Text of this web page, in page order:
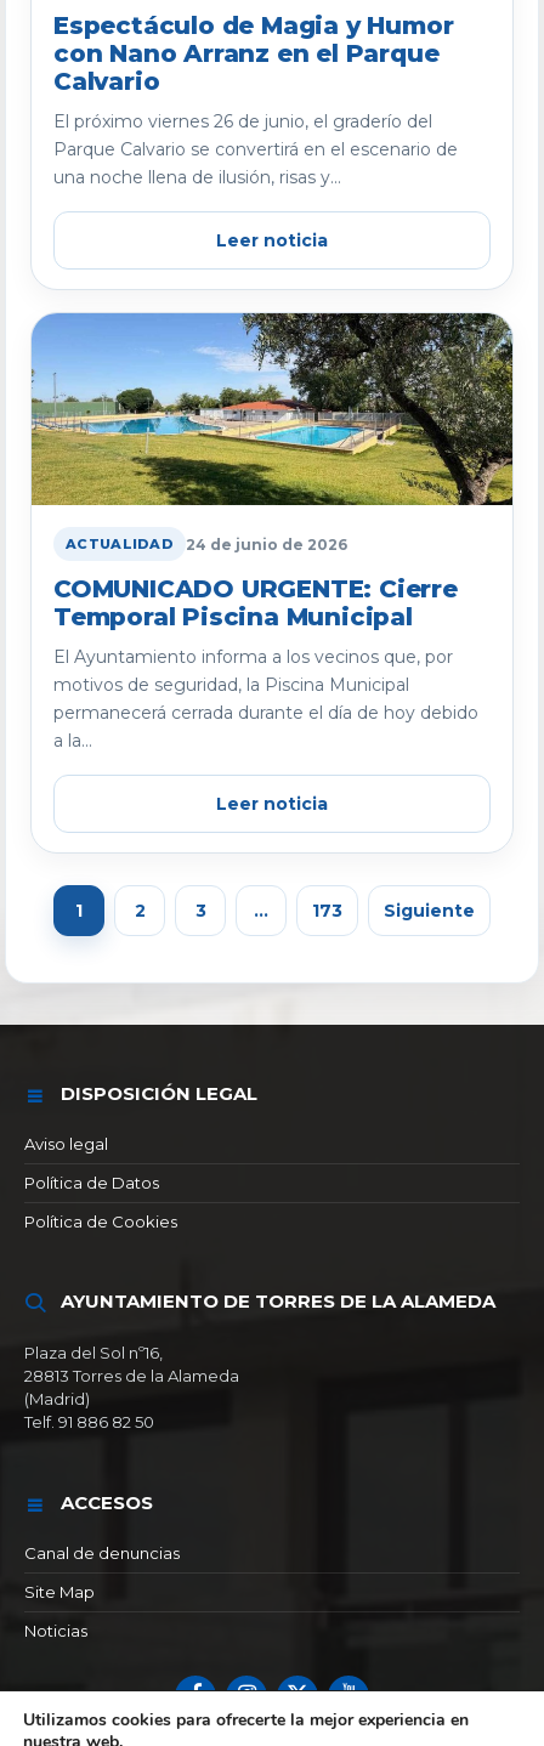
Espectáculo de Magia y Humor
con Nano Arranz en el Parque
Calvario
El próximo viernes 26 de junio, el graderío del
Parque Calvario se convertirá en el escenario de
una noche llena de ilusión, risas y...
Leer noticia
ACTUALIDAD 24 de junio de 2026
COMUNICADO URGENTE: Cierre
Temporal Piscina Municipal
El Ayuntamiento informa a los vecinos que, por
motivos de seguridad, la Piscina Municipal
permanecerá cerrada durante el día de hoy debido
a la...
Leer noticia
1 2 3 … 173 Siguiente
DISPOSICIÓN LEGAL
Aviso legal
Política de Datos
Política de Cookies
AYUNTAMIENTO DE TORRES DE LA ALAMEDA
Plaza del Sol nº16,
28813 Torres de la Alameda
(Madrid)
Telf. 91 886 82 50
ACCESOS
Canal de denuncias
Site Map
Noticias
FacebookInstagram
X YouTube
Utilizamos cookies para ofrecerte la mejor experiencia en